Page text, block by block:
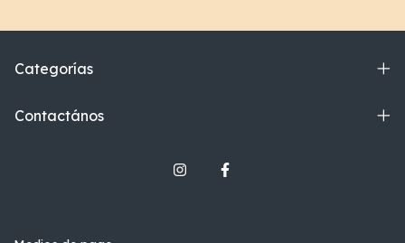
Categorías
Contactános